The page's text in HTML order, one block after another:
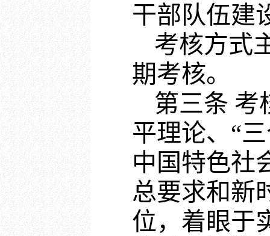
干部队伍建
考核方式
期考核。
第三条 考
平理论、“
中国特色社
总要求和新
位，着眼于